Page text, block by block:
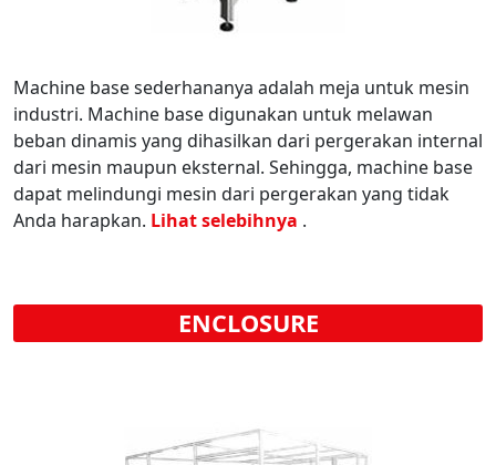
Machine base sederhananya adalah meja untuk mesin
industri. Machine base digunakan untuk melawan
beban dinamis yang dihasilkan dari pergerakan internal
dari mesin maupun eksternal. Sehingga, machine base
dapat melindungi mesin dari pergerakan yang tidak
Anda harapkan. Lihat selebihnya .
ENCLOSURE